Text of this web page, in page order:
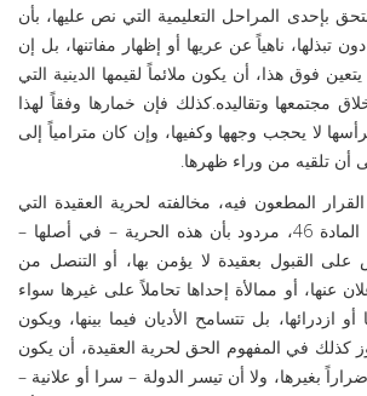
بإحدى المراحل التعليمية التي نص عليها، بأن
تبذلها، ناهياً عن عريها أو إظهار مفاتنها، بل إن
فوق هذا، أن يكون ملائماً لقيمها الدينية التي
مجتمعها وتقاليده.كذلك فإن خمارها وفقاً لهذا
لا يحجب وجهها وكفيها، وإن كان مترامياً إلى
أن تلقيه من وراء ظهرها.
المطعون فيه، مخالفته لحرية العقيدة التي
نص عليها الدستور في المادة 46، مردود بأن هذه الحرية – في أصلها –
القبول بعقيدة لا يؤمن بها، أو التنصل من
عنها، أو ممالأة إحداها تحاملاً على غيرها سواء
أو ازدرائها، بل تتسامح الأديان فيما بينها، ويكون
كذلك في المفهوم الحق لحرية العقيدة، أن يكون
بغيرها، ولا أن تيسر الدولة – سرا أو علانية –